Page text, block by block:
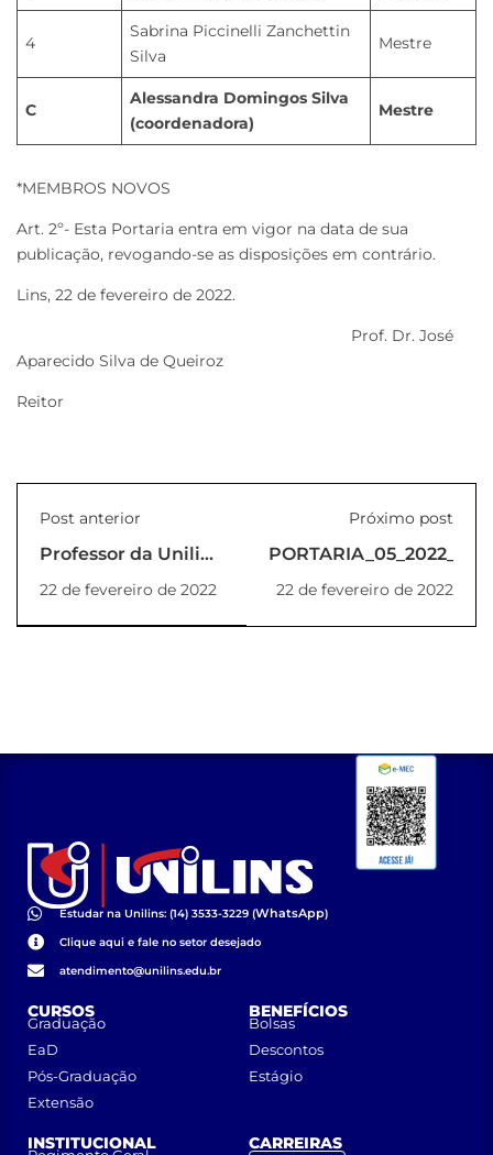
4
Sabrina Piccinelli Zanchettin
Silva
Mestre
C
Alessandra Domingos Silva
(coordenadora)
Mestre
*MEMBROS NOVOS
Art. 2º- Esta Portaria entra em vigor na data de sua
publicação, revogando-se as disposições em contrário.
Lins, 22 de fevereiro de 2022.
Prof. Dr. José
Aparecido Silva de Queiroz
Reitor
Post anterior
Professor da Unilins
lança mais um livro
sobre Educação
22 de fevereiro de 2022
Próximo post
22 de fevereiro de 2022
Estudar na Unilins: (14) 3533-3229 (WhatsApp)
Clique aqui e fale no setor desejado
atendimento@unilins.edu.br
CURSOS
Graduação
EaD
Pós-Graduação
Extensão
BENEFÍCIOS
Bolsas
Descontos
Estágio
INSTITUCIONAL CARREIRAS